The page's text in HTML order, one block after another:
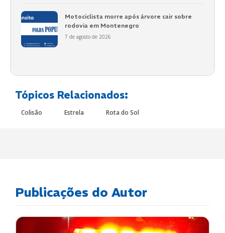
Motociclista morre após árvore cair sobre
rodovia em Montenegro
7 de agosto de 2026
Tópicos Relacionados:
Colisão Estrela Rota do Sol
Publicações do Autor